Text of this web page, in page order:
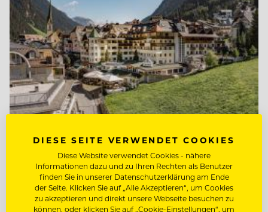
Hotel Post Ischgl
6561 Ischgl, Österreich
DIESE SEITE VERWENDET COOKIES
Diese Website verwendet Cookies - nähere
Informationen dazu und zu Ihren Rechten als Benutzer
finden Sie in unserer Datenschutzerklärung am Ende
der Seite. Klicken Sie auf „Alle Akzeptieren“, um Cookies
zu akzeptieren und direkt unsere Webseite besuchen zu
können, oder klicken Sie auf „Cookie-Einstellungen“, um